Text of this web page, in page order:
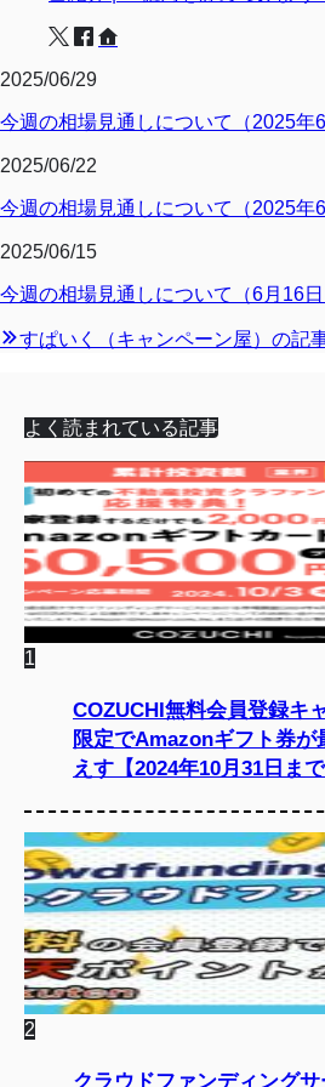
2025/06/29
今週の相場見通しについて（2025年
2025/06/22
今週の相場見通しについて（2025年
2025/06/15
今週の相場見通しについて（6月16日
すぱいく（キャンペーン屋）の記
よく読まれている記事
1
COZUCHI無料会員登録キ
限定でAmazonギフト券が
えす【2024年10月31日まで
2
クラウドファンディング